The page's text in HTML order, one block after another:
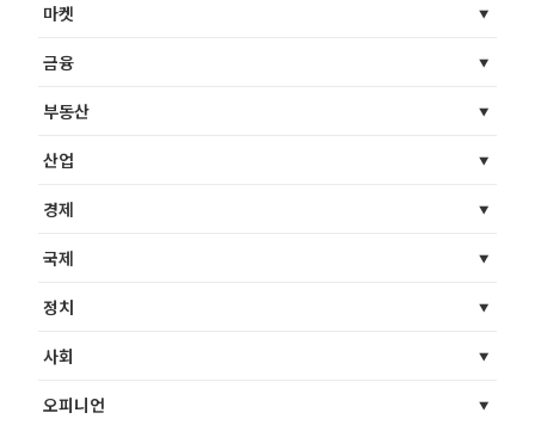
마켓
금융
부동산
산업
경제
국제
정치
사회
오피니언